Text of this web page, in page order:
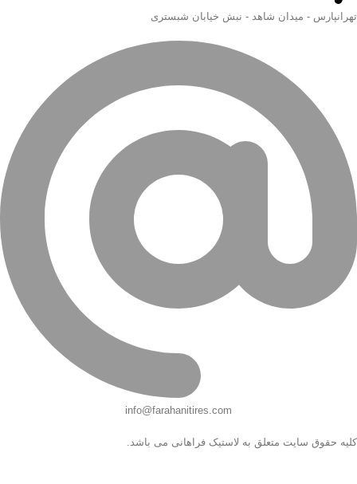
تهرانپارس - میدان شاهد - نبش خیابان شبستری
info@farahanitires.com
کلیه حقوق سایت متعلق به لاستیک فراهانی می باشد.